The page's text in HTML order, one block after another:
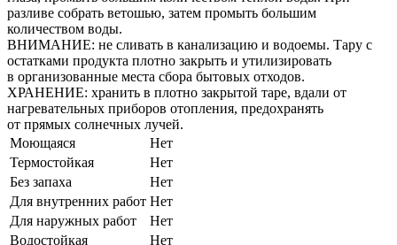
разливе собрать ветошью, затем промыть большим
количеством воды.
ВНИМАНИЕ: не сливать в канализацию и водоемы. Тару с
остатками продукта плотно закрыть и утилизировать
в организованные места сбора бытовых отходов.
ХРАНЕНИЕ: хранить в плотно закрытой таре, вдали от
нагревательных приборов отопления, предохранять
от прямых солнечных лучей.
Моющаяся
Нет
Термостойкая
Нет
Без запаха
Нет
Для внутренних работ Нет
Для наружных работ
Нет
Водостойкая
Нет